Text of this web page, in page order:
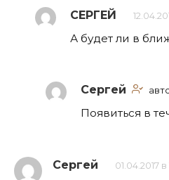
СЕРГЕЙ
А будет ли в
Сергей
Появиться в
Сергей 01.04.2017 в